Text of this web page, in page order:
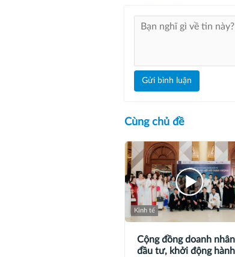
Gửi bình luận
Cùng chủ đề
Kinh tế
Cộng đồng doanh nhân
đầu tư, khởi động hành